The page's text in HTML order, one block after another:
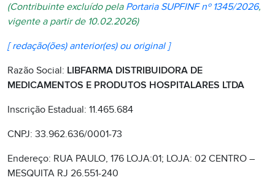
(Contribuinte excluído pela Portaria SUPFINF nº 1345/2026,
vigente a partir de 10.02.2026)
[ redação(ões) anterior(es) ou original ]
Razão Social: LIBFARMA DISTRIBUIDORA DE
MEDICAMENTOS E PRODUTOS HOSPITALARES LTDA
Inscrição Estadual: 11.465.684
CNPJ: 33.962.636/0001-73
Endereço: RUA PAULO, 176 LOJA:01; LOJA: 02 CENTRO –
MESQUITA RJ 26.551-240